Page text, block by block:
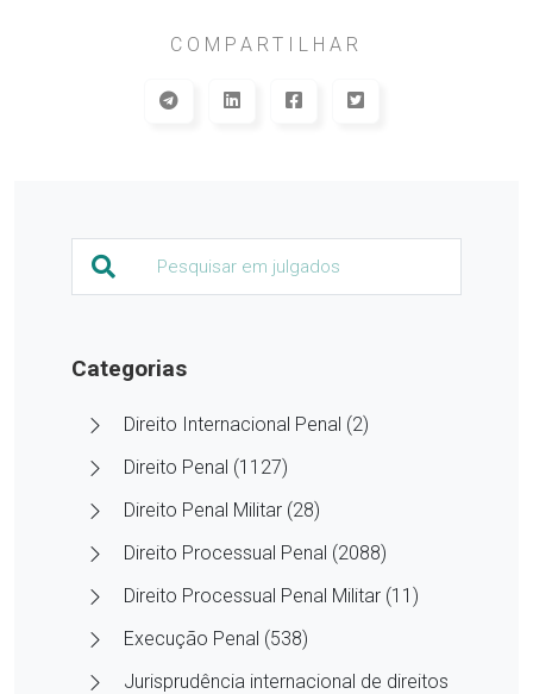
COMPARTILHAR
Categorias
Direito Internacional Penal (2)
Direito Penal (1127)
Direito Penal Militar (28)
Direito Processual Penal (2088)
Direito Processual Penal Militar (11)
Execução Penal (538)
Jurisprudência internacional de direitos